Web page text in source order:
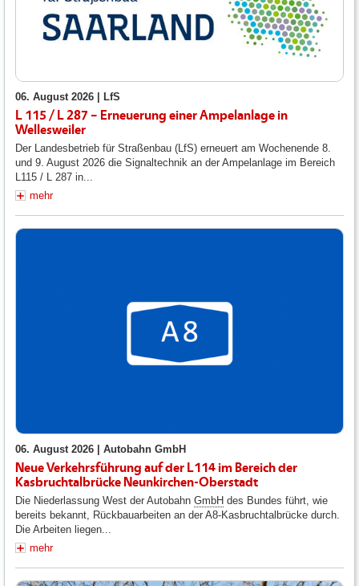
06. August 2026 | LfS
L 115 / L 287 – Erneuerung einer Ampelanlage in
Wellesweiler
Der Landesbetrieb für Straßenbau (LfS) erneuert am Wochenende 8.
und 9. August 2026 die Signaltechnik an der Ampelanlage im Bereich
L115 / L 287 in...
mehr
06. August 2026 | Autobahn GmbH
Neue Verkehrsführung auf der L114 im Bereich der
Kasbruchtalbrücke Neunkirchen-Oberstadt
Die Niederlassung West der Autobahn GmbH des Bundes führt, wie
bereits bekannt, Rückbauarbeiten an der A8-Kasbruchtalbrücke durch.
Die Arbeiten liegen...
mehr